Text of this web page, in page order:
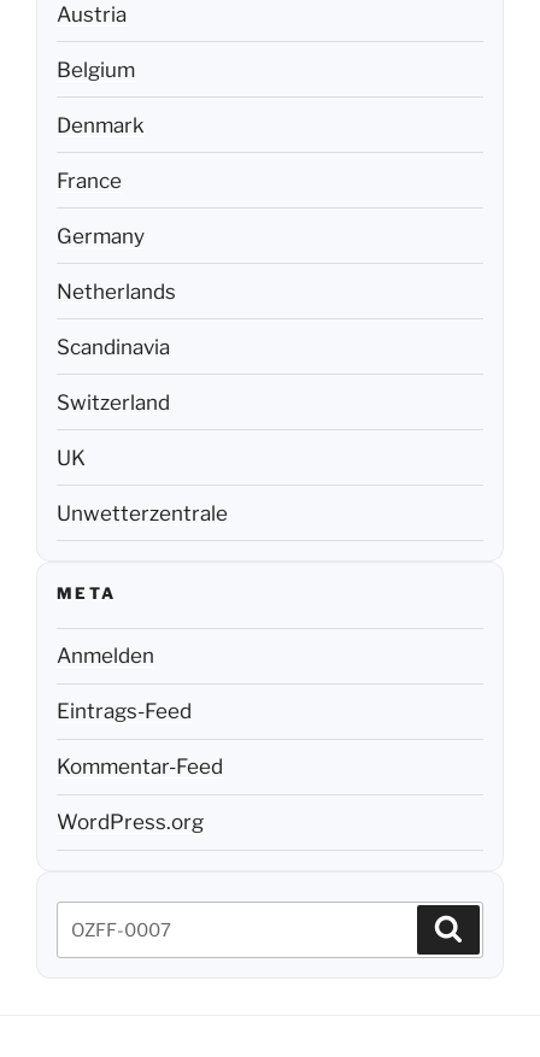
Austria
Belgium
Denmark
France
Germany
Netherlands
Scandinavia
Switzerland
UK
Unwetterzentrale
META
Anmelden
Eintrags-Feed
Kommentar-Feed
WordPress.org
Suchen
nach: